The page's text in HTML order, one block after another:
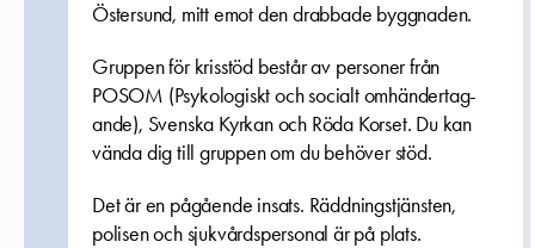
Östersund, mitt emot den drabbade byggnaden.
Gruppen för krisstöd består av personer från
POSOM (Psykologiskt och socialt omhänder­tag­
ande), Svenska Kyrkan och Röda Korset. Du kan
vända dig till gruppen om du behöver stöd.
Det är en pågående insats. Räddningstjänsten,
polisen och sjukvårdspersonal är på plats.